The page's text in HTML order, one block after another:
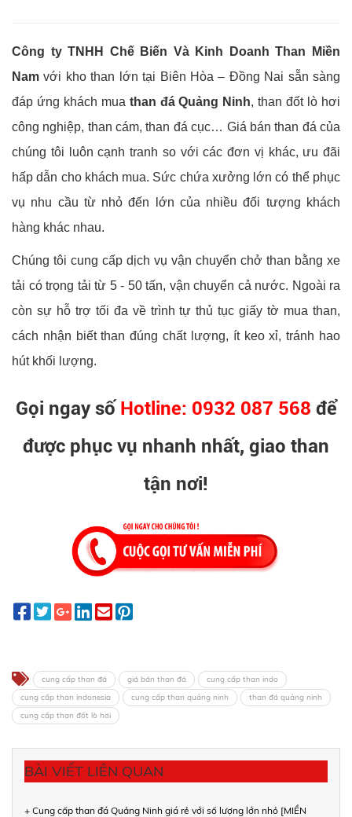
Công ty TNHH Chế Biến Và Kinh Doanh Than Miền
Nam với kho than lớn tại Biên Hòa – Đồng Nai sẵn sàng
đáp ứng khách mua than đá Quảng Ninh, than đốt lò hơi
công nghiệp, than cám, than đá cục… Giá bán than đá của
chúng tôi luôn cạnh tranh so với các đơn vị khác, ưu đãi
hấp dẫn cho khách mua. Sức chứa xưởng lớn có thể phục
vụ nhu cầu từ nhỏ đến lớn của nhiều đối tượng khách
hàng khác nhau.
Chúng tôi cung cấp dịch vụ vận chuyển chở than bằng xe
tải có trọng tải từ 5 - 50 tấn, vận chuyển cả nước. Ngoài ra
còn sự hỗ trợ tối đa về trình tự thủ tục giấy tờ mua than,
cách nhận biết than đúng chất lượng, ít keo xỉ, tránh hao
hút khối lượng.
Gọi ngay số Hotline: 0932 087 568 để
được phục vụ nhanh nhất, giao than
tận nơi!
cung cấp than đá giá bán than đá
cung cấp than indo
cung cấp than indonesia
cung cấp than quảng ninh
than đá quảng ninh
cung cấp than đốt lò hơi
BÀI VIẾT LIÊN QUAN
+ Cung cấp than đá Quảng Ninh giá rẻ với số lượng lớn nhỏ [MIỀN